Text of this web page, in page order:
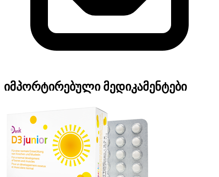
იმპორტირებული მედიკამენტები